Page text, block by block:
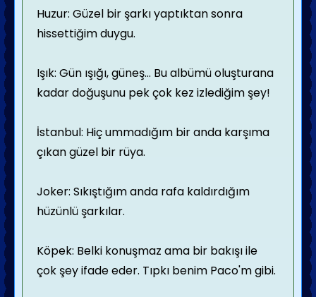
Huzur: Güzel bir şarkı yaptıktan sonra
hissettiğim duygu.
Işık: Gün ışığı, güneş... Bu albümü oluşturana
kadar doğuşunu pek çok kez izlediğim şey!
İstanbul: Hiç ummadığım bir anda karşıma
çıkan güzel bir rüya.
Joker: Sıkıştığım anda rafa kaldırdığım
hüzünlü şarkılar.
Köpek: Belki konuşmaz ama bir bakışı ile
çok şey ifade eder. Tıpkı benim Paco'm gibi.